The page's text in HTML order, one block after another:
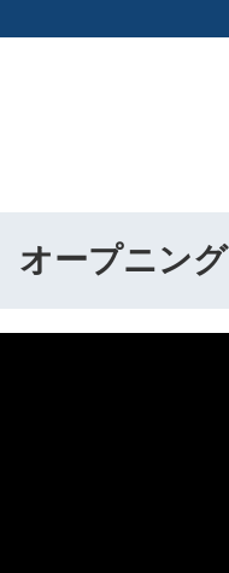
オープニング